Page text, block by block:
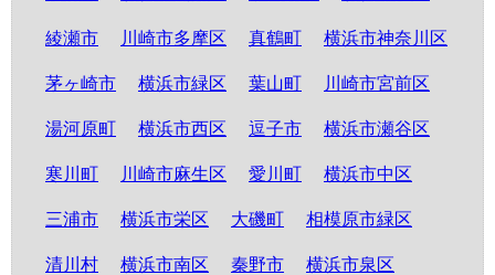
綾瀬市 川崎市多摩区 真鶴町 横浜市神奈川区
茅ヶ崎市 横浜市緑区 葉山町 川崎市宮前区
湯河原町 横浜市西区 逗子市 横浜市瀬谷区
寒川町 川崎市麻生区 愛川町 横浜市中区
三浦市 横浜市栄区 大磯町 相模原市緑区
清川村 横浜市南区 秦野市 横浜市泉区